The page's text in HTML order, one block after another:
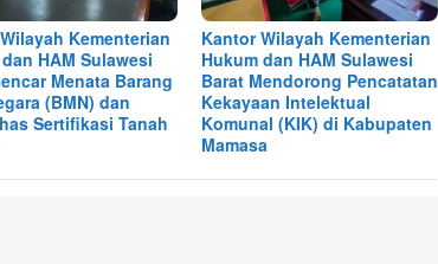
Kementerian
HAM Sulawesi
Menata Barang
(BMN) dan
Sertifikasi Tanah
Kantor Wilayah Kementerian
Hukum dan HAM Sulawesi
Barat Mendorong Pencatatan
Kekayaan Intelektual
Komunal (KIK) di Kabupaten
Mamasa